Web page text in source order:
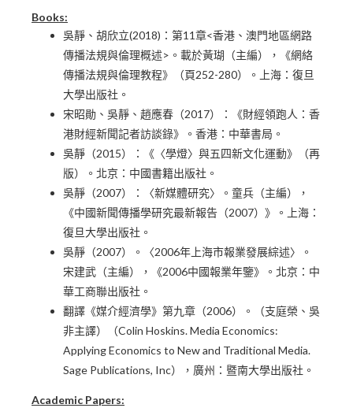
Books:
吳靜、胡欣立(2018)：第11章<香港、澳門地區網路
傳播法規與倫理概述>。載於黃瑚（主編），《網絡
傳播法規與倫理教程》（頁252-280）。上海：復旦
大學出版社。
宋昭勛、吳靜、趙應春（2017）：《財經領跑人：香
港財經新聞記者訪談錄》。香港：中華書局。
吳靜（2015）：《〈學燈〉與五四新文化運動》（再
版）。北京：中國書籍出版社。
吳靜（2007）：〈新媒體研究〉。童兵（主編），
《中國新聞傳播學研究最新報告（2007）》。上海：
復旦大學出版社。
吳靜（2007）。〈2006年上海市報業發展綜述〉。
宋建武（主編），《2006中國報業年鑒》。北京：中
華工商聯出版社。
翻譯《媒介經濟學》第九章（2006）。（支庭榮、吳
非主譯）（Colin Hoskins. Media Economics:
Applying Economics to New and Traditional Media.
Sage Publications, Inc），廣州：暨南大學出版社。
Academic Papers: